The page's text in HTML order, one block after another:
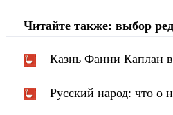
Читайте также: выбор
Казнь Фанни Каплан
Русский народ: что о